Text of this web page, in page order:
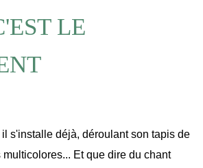
LE
s'installe déjà, déroulant son tapis de
Et que dire du chant